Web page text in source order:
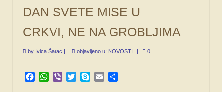
DAN SVETE MISE U
CRKVI, NE NA GROBLJIMA
by Ivica Šarac | objavljeno u: NOVOSTI | 0
Facebook
WhatsApp
Viber TwitterSkypeEmail